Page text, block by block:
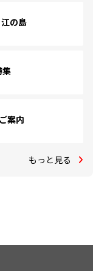
の島
集
案内
もっと見る